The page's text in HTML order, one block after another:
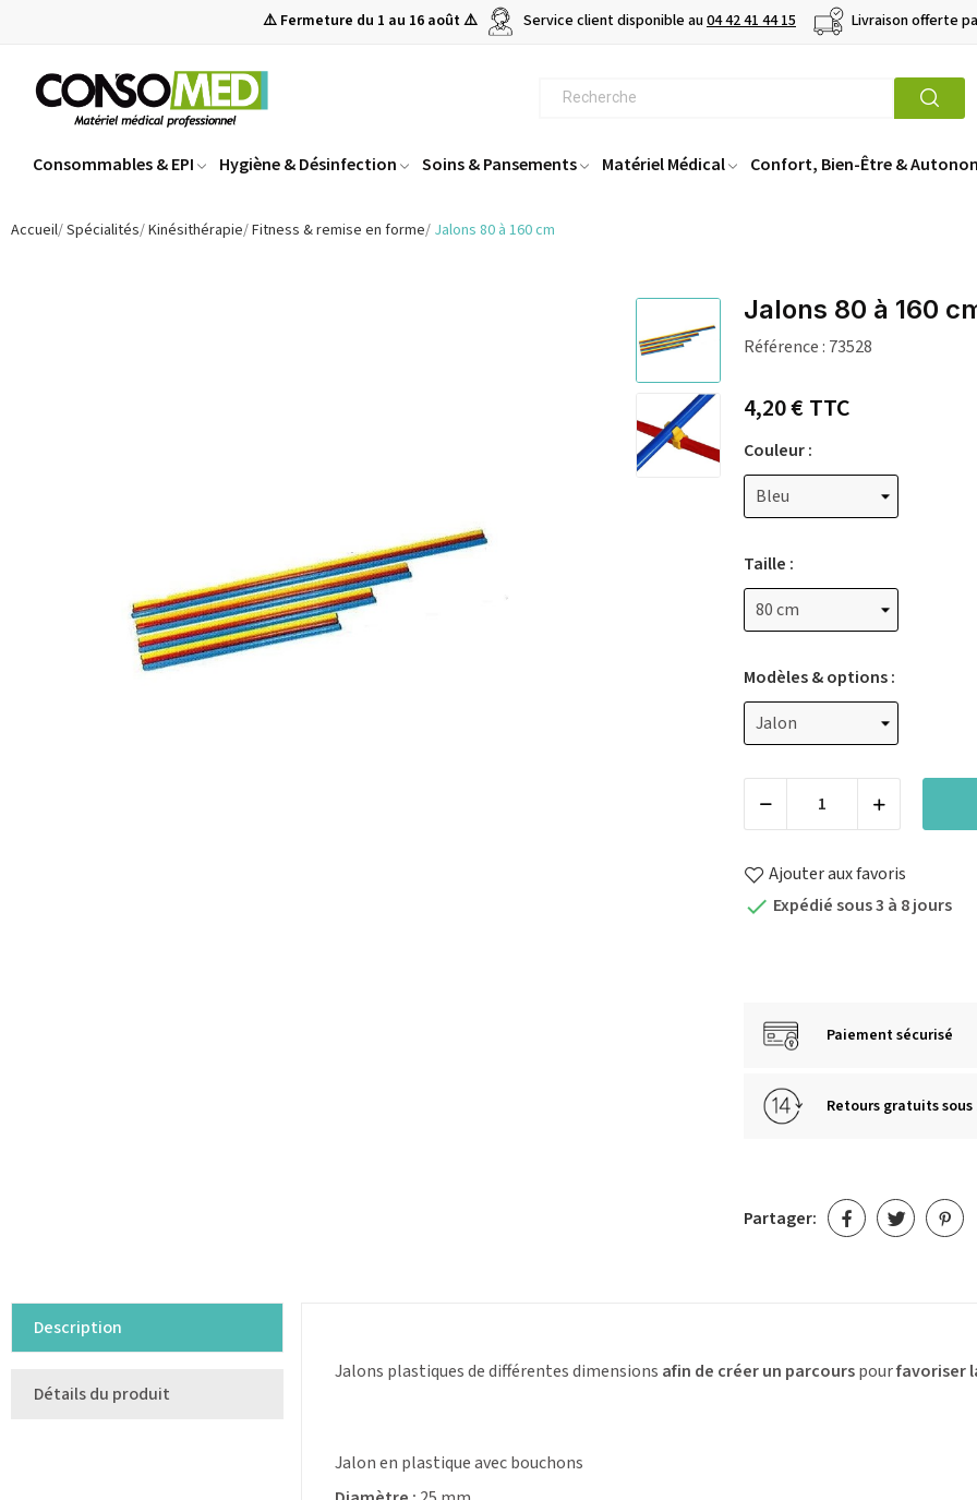
⚠️ Fermeture du 1 au 16 août ⚠️ Service client disponible au04 42 41 44 15 Livraison offerte
Consommables & EPI Hygiène & Désinfection Soins & Pansements Matériel Médical Confort, Bien-Être &
Accueil Spécialités Kinésithérapie Fitness & remise en forme Jalons 80 à 160 cm
Jalons 80 à 160
Référence : 73528
4,20 €TTC
Couleur :
Taille :
Modèles & options :
Ajouter aux favoris
 Expédié sous 3 à 8 jours
Paiement sécurisé
Retours gratuits sous
Partager:
Description
Détails du produit
Jalons plastiques de différentes dimensions afin de créer un parcourspourfavoriser
Jalon en plastique avec bouchons